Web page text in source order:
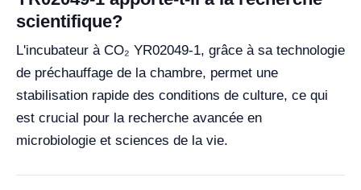
scientifique?
L'incubateur à CO₂ YR02049-1, grâce à sa technologie
de préchauffage de la chambre, permet une
stabilisation rapide des conditions de culture, ce qui
est crucial pour la recherche avancée en
microbiologie et sciences de la vie.